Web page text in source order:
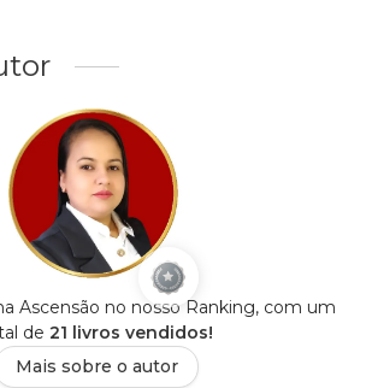
Ascensão no nosso Ranking, com um
de 21 livros vendidos!
Mais sobre o autor